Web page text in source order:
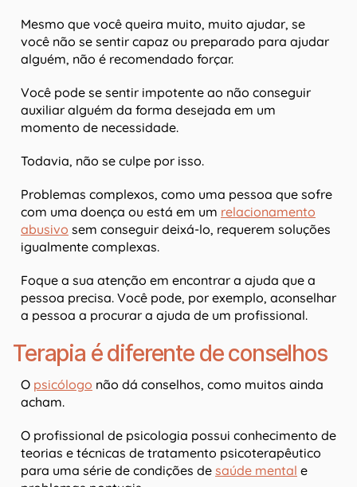
Mesmo que você queira muito, muito ajudar, se
você não se sentir capaz ou preparado para ajudar
alguém, não é recomendado forçar.
Você pode se sentir impotente ao não conseguir
auxiliar alguém da forma desejada em um
momento de necessidade.
Todavia, não se culpe por isso.
Problemas complexos, como uma pessoa que sofre
com uma doença ou está em um relacionamento
abusivo sem conseguir deixá-lo, requerem soluções
igualmente complexas.
Foque a sua atenção em encontrar a ajuda que a
pessoa precisa. Você pode, por exemplo, aconselhar
a pessoa a procurar a ajuda de um profissional.
Terapia é diferente de conselhos
O psicólogo não dá conselhos, como muitos ainda
acham.
O profissional de psicologia possui conhecimento de
teorias e técnicas de tratamento psicoterapêutico
para uma série de condições de saúde mental e